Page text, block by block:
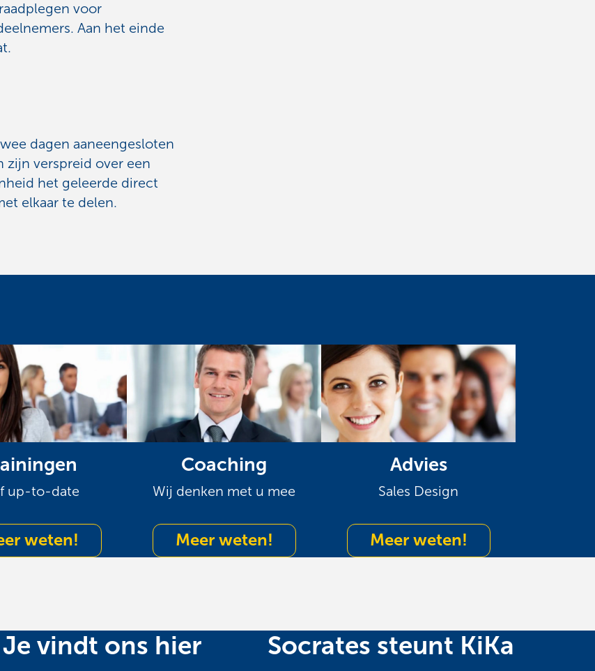
voor
Aan het einde
dagen aaneengesloten
zijn verspreid over een
het geleerde direct
elkaar te delen.
up-to-date
weten!
Coaching
Wij denken met u mee
Meer weten!
Advies
Sales Design
Meer weten!
Je vindt ons hier Socrates steunt KiKa